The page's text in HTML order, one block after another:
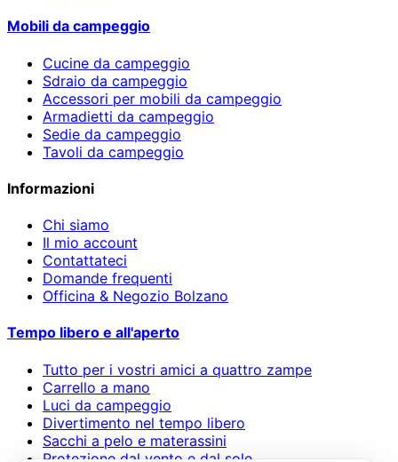
Mobili da campeggio
Cucine da campeggio
Sdraio da campeggio
Accessori per mobili da campeggio
Armadietti da campeggio
Sedie da campeggio
Tavoli da campeggio
Informazioni
Chi siamo
Il mio account
Contattateci
Domande frequenti
Officina & Negozio Bolzano
Tempo libero e all'aperto
Tutto per i vostri amici a quattro zampe
Carrello a mano
Luci da campeggio
Divertimento nel tempo libero
Sacchi a pelo e materassini
Protezione dal vento e dal sole